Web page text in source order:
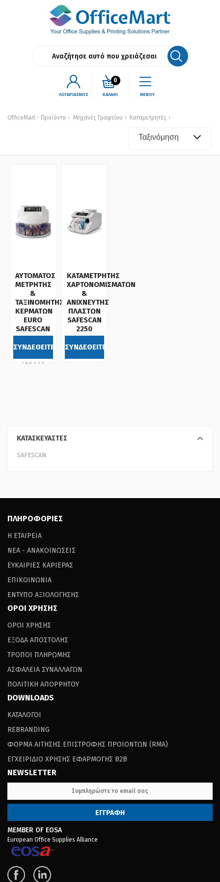
ΛΟΓΑΡΙΑΣΜΟΣ ΚΑΛΑΘΙ
0
ΜΕΝΟΥ
OfficeMart - Προϊόντα Μηχανές Γραφείου Καταμετρητές
Ταξινόμηση
ΚΑΤΑΣΚΕΥΑΣΤΕΣ
SAFESCAN
ΑΥΤΟΜΑΤΟΣ
ΜΕΤΡΗΤΗΣ
&
ΤΑΞΙΝΟΜΗΤΗΣ
ΚΕΡΜΑΤΩΝ
EURO
SAFESCAN
1250
Κωδικός:
720444
ΣΥΝΔΕΘΕΙΤΕ
ΚΑΤΑΜΕΤΡΗΤΗΣ
ΧΑΡΤΟΝΟΜΙΣΜΑΤΩΝ
&
ΑΝΙΧΝΕΥΤΗΣ
ΠΛΑΣΤΩΝ
SAFESCAN
2250
ΣΥΝΔΕΘΕΙΤΕ
ΠΛΗΡΟΦΟΡΙΕΣ
Η ΕΤΑΙΡΕΙΑ
ΝΕΑ - ΑΝΑΚΟΙΝΩΣΕΙΣ
ΕΥΚΑΙΡΙΕΣ ΚΑΡΙΕΡΑΣ
ΕΠΙΚΟΙΝΩΝΙΑ
ΕΝΤΥΠΟ ΑΞΙΟΛΟΓΗΣΗΣ
ΟΡΟΙ ΧΡΗΣΗΣ
ΟΡΟΙ ΧΡΗΣΗΣ
ΕΞΟΔΑ ΑΠΟΣΤΟΛΗΣ
ΤΡΟΠΟΙ ΠΛΗΡΩΜΗΣ
ΑΣΦΑΛΕΙΑ ΣΥΝΑΛΛΑΓΩΝ
ΠΟΛΙΤΙΚΗ ΑΠΟΡΡΗΤΟΥ
DOWNLOADS
ΚΑΤΑΛΟΓΟΙ
REBRANDING
ΦΟΡΜΑ ΑΙΤΗΣΗΣ ΕΠΙΣΤΡΟΦΗΣ ΠΡΟΙΟΝΤΩΝ (RΜΑ)
ΕΓΧΕΙΡΙΔΙΟ ΧΡΗΣΗΣ ΕΦΑΡΜΟΓΗΣ B2B
NEWSLETTER
MEMBER OF EOSA
European Office Supplies Alliance